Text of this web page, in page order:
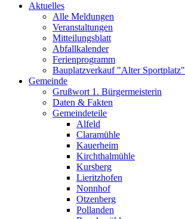
Aktuelles
Alle Meldungen
Veranstaltungen
Mitteilungsblatt
Abfallkalender
Ferienprogramm
Bauplatzverkauf "Alter Sportplatz"
Gemeinde
Grußwort 1. Bürgermeisterin
Daten & Fakten
Gemeindeteile
Alfeld
Claramühle
Kauerheim
Kirchthalmühle
Kursberg
Lieritzhofen
Nonnhof
Otzenberg
Pollanden